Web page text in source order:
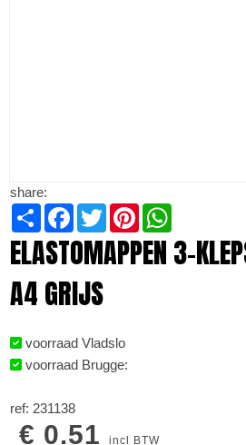
share:
Share Facebook
TwitterPinterest
ELASTOMAPPEN 3-
A4 GRIJS
voorraad Vladslo
voorraad Brugge:
ref: 231138
€ 0.51incl BTW